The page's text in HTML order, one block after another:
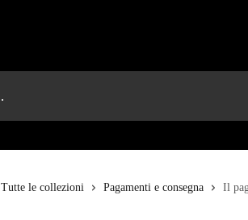
Tutte le collezioni Pagamenti e consegna Il